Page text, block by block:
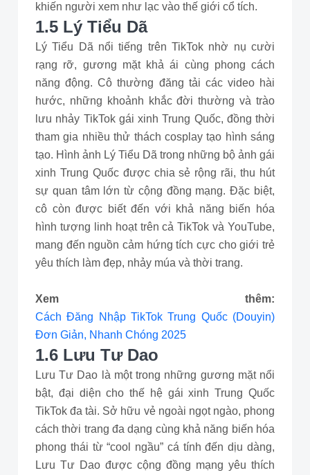
khiến người xem như lạc vào thế giới cổ tích.
1.5 Lý Tiểu Dã
Lý Tiểu Dã nổi tiếng trên TikTok nhờ nụ cười
rạng rỡ, gương mặt khả ái cùng phong cách
năng động. Cô thường đăng tải các video hài
hước, những khoảnh khắc đời thường và trào
lưu nhảy TikTok gái xinh Trung Quốc, đồng thời
tham gia nhiều thử thách cosplay tạo hình sáng
tạo. Hình ảnh Lý Tiểu Dã trong những bộ ảnh gái
xinh Trung Quốc được chia sẻ rộng rãi, thu hút
sự quan tâm lớn từ cộng đồng mạng. Đặc biệt,
cô còn được biết đến với khả năng biến hóa
hình tượng linh hoạt trên cả TikTok và YouTube,
mang đến nguồn cảm hứng tích cực cho giới trẻ
yêu thích làm đẹp, nhảy múa và thời trang.
Xem thêm:
Cách Đăng Nhập TikTok Trung Quốc (Douyin)
Đơn Giản, Nhanh Chóng 2025
1.6 Lưu Tư Dao
Lưu Tư Dao là một trong những gương mặt nổi
bật, đại diện cho thế hệ gái xinh Trung Quốc
TikTok đa tài. Sở hữu vẻ ngoài ngọt ngào, phong
cách thời trang đa dạng cùng khả năng biến hóa
phong thái từ “cool ngầu” cá tính đến dịu dàng,
Lưu Tư Dao được cộng đồng mạng yêu thích